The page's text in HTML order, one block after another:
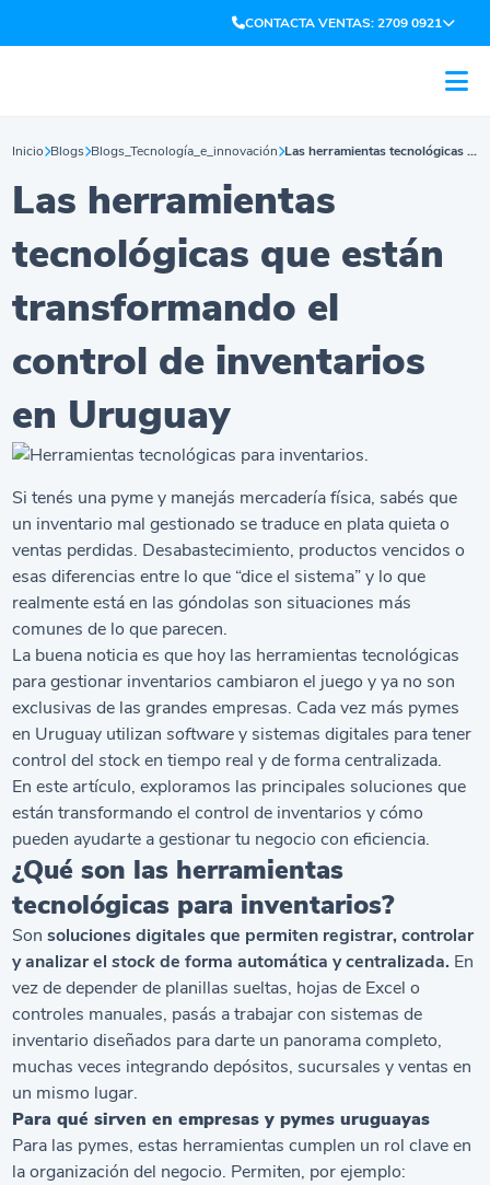
CONTACTA VENTAS: 2709 0921
Inicio Blogs Blogs_Tecnología_e_innovación Las herramientas tecnológicas que están transformando el control de inventarios en Uruguay
Las herramientas
tecnológicas que están
transformando el
control de inventarios
en Uruguay
Si tenés una pyme y manejás mercadería física, sabés que
un inventario mal gestionado se traduce en plata quieta o
ventas perdidas. Desabastecimiento, productos vencidos o
esas diferencias entre lo que “dice el sistema” y lo que
realmente está en las góndolas son situaciones más
comunes de lo que parecen.
La buena noticia es que hoy las herramientas tecnológicas
para gestionar inventarios cambiaron el juego y ya no son
exclusivas de las grandes empresas. Cada vez más pymes
en Uruguay utilizansoftwarey sistemas digitales para tener
control delstock en tiempo real y de forma centralizada.
En este artículo, exploramos las principales soluciones que
están transformando el control de inventarios y cómo
pueden ayudarte a gestionar tu negocio con eficiencia.
¿Qué son las herramientas
tecnológicas para inventarios?
Sonsoluciones digitales que permiten registrar, controlar
y analizar elstockde forma automática y centralizada. En
vez de depender de planillas sueltas, hojas de Excel o
controles manuales, pasás a trabajar con sistemas de
inventario diseñados para darte un panorama completo,
muchas veces integrando depósitos, sucursales y ventas en
un mismo lugar.
Para qué sirven en empresas y pymes uruguayas
Para las pymes, estas herramientas cumplen un rol clave en
la organización del negocio. Permiten, por ejemplo: